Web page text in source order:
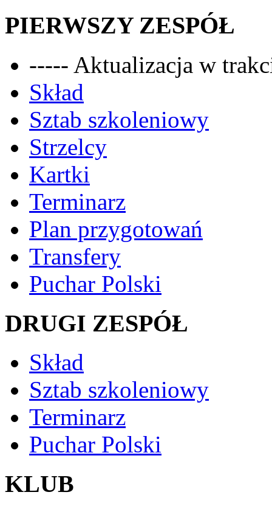
PIERWSZY ZESPÓŁ
----- Aktualizacja w
Skład
Sztab szkoleniowy
Strzelcy
Kartki
Terminarz
Plan przygotowań
Transfery
Puchar Polski
DRUGI ZESPÓŁ
Skład
Sztab szkoleniowy
Terminarz
Puchar Polski
KLUB